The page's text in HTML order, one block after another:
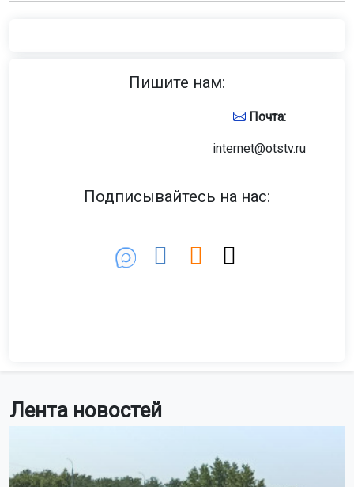
Лента новостей
Пишите нам:
Почта:
internet@otstv.ru
Подписывайтесь на нас: